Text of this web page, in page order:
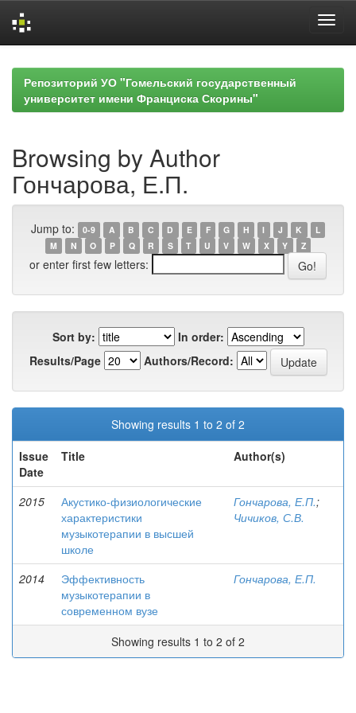
navigationРепозиторий УО "Гомельский государственный
университет имени Франциска Скорины"
Browsing by Author
Гончарова, Е.П.
Jump to: 0-9 A B C D E F G H I J K
L
M
N O P Q R S T U V W X Y Z
or enter first few letters:
Sort by:
In order:
Results/Page
Authors/Record:
Showing results 1 to 2 of 2
Issue
Date
Title Author(s)
2015
Акустико-физиологические
характеристики
музыкотерапии в высшей
школе
Гончарова, Е.П.;
Чичиков, С.В.
2014
Эффективность
музыкотерапии в
современном вузе
Гончарова, Е.П.
Showing results 1 to 2 of 2